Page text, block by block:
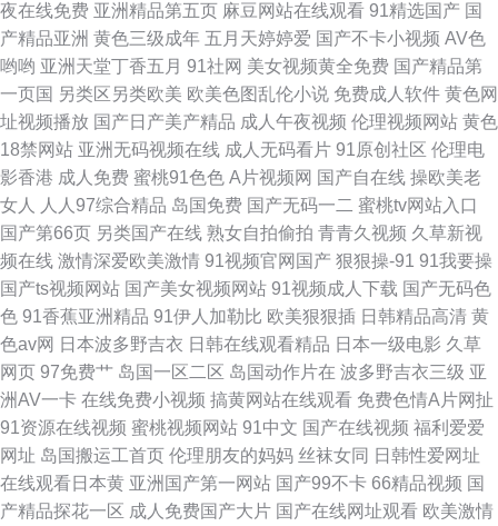
夜在线免费 亚洲精品第五页 麻豆网站在线观看 91精选国产 国
产精品亚洲 黄色三级成年 五月天婷婷爱 国产不卡小视频 AV色
哟哟 亚洲天堂丁香五月 91社网 美女视频黄全免费 国产精品第
一页国 另类区另类欧美 欧美色图乱伦小说 免费成人软件 黄色网
址视频播放 国产日产美产精品 成人午夜视频 伦理视频网站 黄色
18禁网站 亚洲无码视频在线 成人无码看片 91原创社区 伦理电
影香港 成人免费 蜜桃91色色 A片视频网 国产自在线 操欧美老
女人
人人97综合精品 岛国免费 国产无码一二 蜜桃tv网站入口
国产第66页 另类国产在线 熟女自拍偷拍 青青久视频 久草新视
频在线 激情深爱欧美激情 91视频官网国产 狠狠操-91 91我要操
国产ts视频网站 国产美女视频网站 91视频成人下载 国产无码色
色 91香蕉亚洲精品 91伊人加勒比 欧美狠狠插 日韩精品高清 黄
色av网 日本波多野吉衣 日韩在线观看精品 日本一级电影 久草
网页 97免费艹 岛国一区二区 岛国动作片在 波多野吉衣三级 亚
洲AV一卡 在线免费小视频 搞黄网站在线观看 免费色情A片网扯
91资源在线视频 蜜桃视频网站 91中文 国产在线视频 福利爱爱
网址 岛国搬运工首页 伦理朋友的妈妈 丝袜女同 日韩性爱网址
在线观看日本黄 亚洲国产第一网站 国产99不卡 66精品视频 国
产精品探花一区 成人免费国产大片 国产在线网址观看 欧美激情